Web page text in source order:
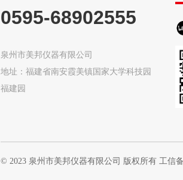
0595-68902555
泉州市美邦仪器有限公司
地址：福建省南安霞美镇国家大学科技园
福建园
© 2023 泉州市美邦仪器有限公司 版权所有 工信备